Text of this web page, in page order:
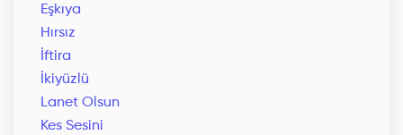
Eşkıya
Hırsız
İftira
İkiyüzlü
Lanet Olsun
Kes Sesini